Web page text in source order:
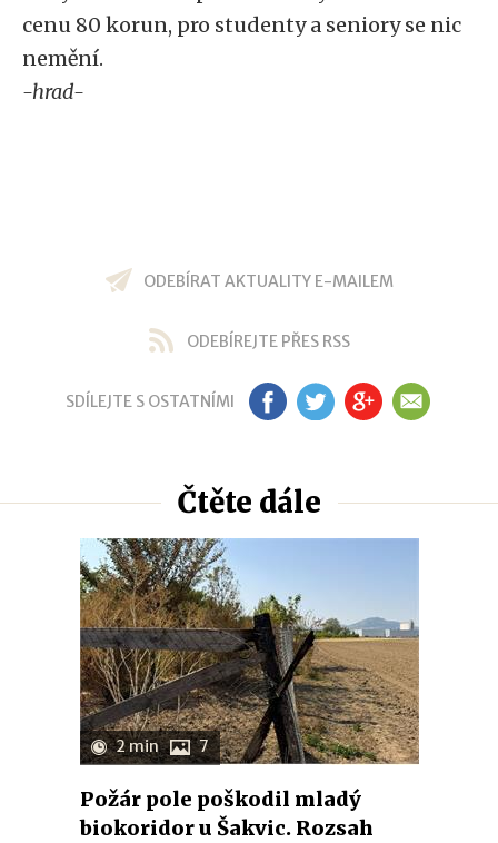
cenu 80 korun, pro studenty a seniory se nic
nemění.
-hrad-
ODEBÍRAT AKTUALITY E-MAILEM
ODEBÍREJTE PŘES RSS
SDÍLEJTE S OSTATNÍMI FB TW GP EM
Čtěte dále
2 min 7
Požár pole poškodil mladý
biokoridor u Šakvic. Rozsah